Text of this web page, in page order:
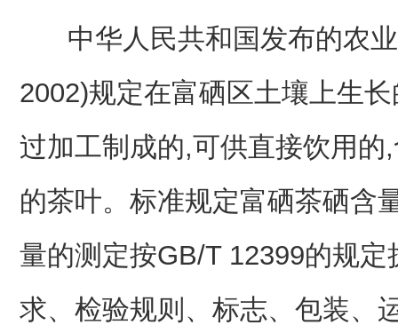
中华人民共和国发布的农
2002)规定在富硒区土壤上生
过加工制成的,可供直接饮用
的茶叶。标准规定富硒茶硒含
量的测定按GB/T 12399的规
求、检验规则、标志、包装、